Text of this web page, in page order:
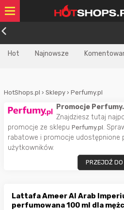
Hot Najnowsze
HotShops.pl › Sklepy › Perfumy.pl
Promocje
Znajdziesz tutaj
promocje ze sklepu Perfumy.pl.
rabatowe i promocje udostępnione
użytkowników.
PRZEJDŹ DO
Lattafa Ameer Al Arab
perfumowana 100 ml dla